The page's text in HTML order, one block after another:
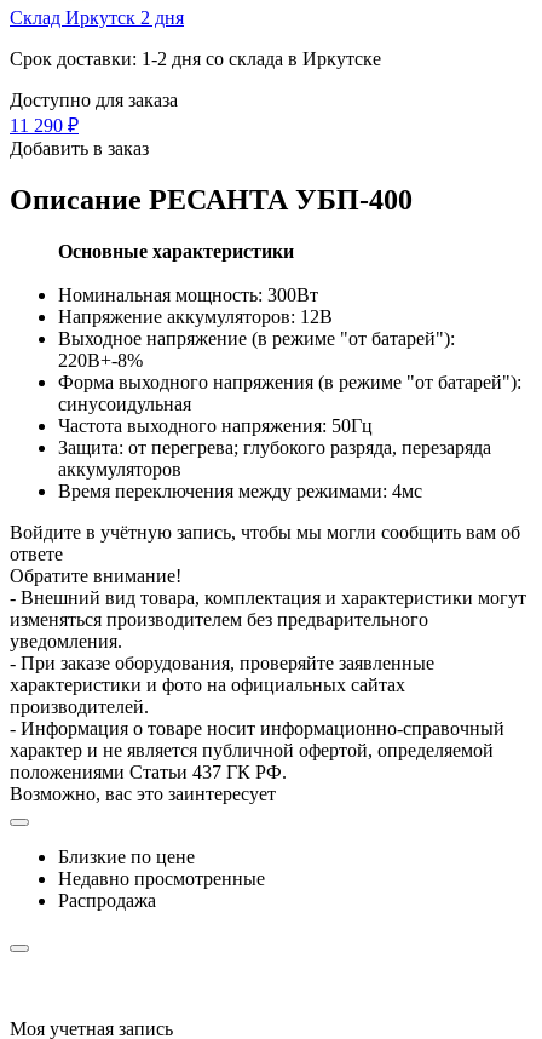
Склад Иркутск 2 дня
Срок доставки: 1-2 дня со склада в Иркутске
Доступно для заказа
11 290 ₽
Добавить в заказ
Описание РЕСАНТА УБП-400
Основные характеристики
Номинальная мощность: 300Вт
Напряжение аккумуляторов: 12В
Выходное напряжение (в режиме "от батарей"):
220В+-8%
Форма выходного напряжения (в режиме "от батарей"):
синусоидульная
Частота выходного напряжения: 50Гц
Защита: от перегрева; глубокого разряда, перезаряда
аккумуляторов
Время переключения между режимами: 4мс
Войдите в учётную запись, чтобы мы могли сообщить вам об
ответе
Обратите внимание!
- Внешний вид товара, комплектация и характеристики могут
изменяться производителем без предварительного
уведомления.
- При заказе оборудования, проверяйте заявленные
характеристики и фото на официальных сайтах
производителей.
- Информация о товаре носит информационно-справочный
характер и не является публичной офертой, определяемой
положениями Статьи 437 ГК РФ.
Возможно, вас это заинтересует
Близкие по цене
Недавно просмотренные
Распродажа
Моя учетная запись